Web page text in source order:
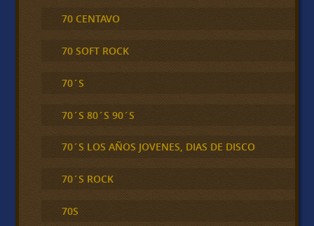
70 CENTAVO
70 SOFT ROCK
70´S
70´S 80´S 90´S
70´S LOS AÑOS JOVENES, DIAS DE DISCO
70´S ROCK
70S